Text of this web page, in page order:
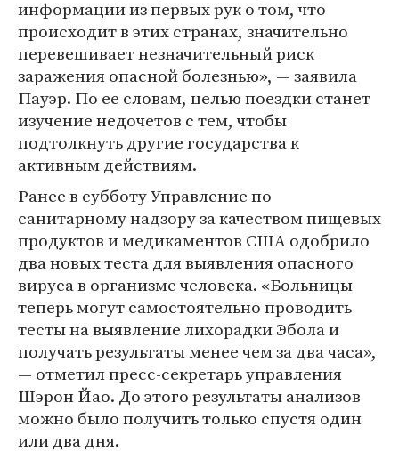
информации из первых рук о том, что
происходит в этих странах, значительно
перевешивает незначительный риск
заражения опасной болезнью», — заявила
Пауэр. По ее словам, целью поездки станет
изучение недочетов с тем, чтобы
подтолкнуть другие государства к
активным действиям.
Ранее в субботу Управление по
санитарному надзору за качеством пищевых
продуктов и медикаментов США одобрило
два новых теста для выявления опасного
вируса в организме человека. «Больницы
теперь могут самостоятельно проводить
тесты на выявление лихорадки Эбола и
получать результаты менее чем за два часа»,
— отметил пресс-секретарь управления
Шэрон Йао. До этого результаты анализов
можно было получить только спустя один
или два дня.